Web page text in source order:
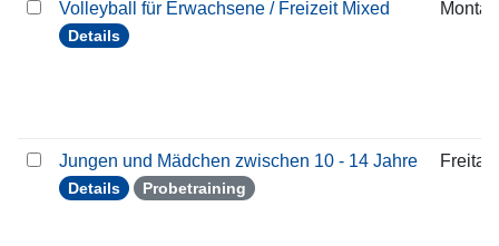
Volleyball für Erwachsene / Freizeit Mixed
Details
Montag
Jungen und Mädchen zwischen 10 - 14 Jahre
Details Probetraining
Freitag